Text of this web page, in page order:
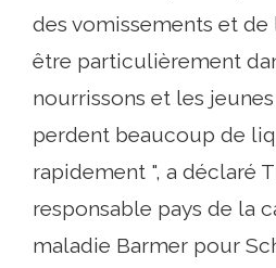
des vomissements et de
être particulièrement
nourrissons et les
perdent beaucoup de
rapidement ", a déclaré
responsable pays de la
maladie Barmer pour